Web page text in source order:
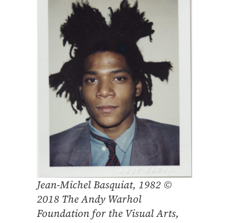
Jean-Michel Basquiat, 1982 ©
2018 The Andy Warhol
Foundation for the Visual Arts,